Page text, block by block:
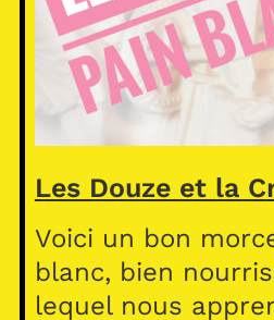
Les Douze et la
Voici un bon
blanc, bien
lequel nous